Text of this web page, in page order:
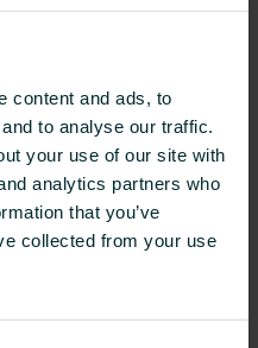
content and ads, to
to analyse our traffic.
your use of our site with
analytics partners who
that you’ve
collected from your use
informații despre
date
de asemenea,
de Google LLC,
datele privind
activat funcția de
informații despre